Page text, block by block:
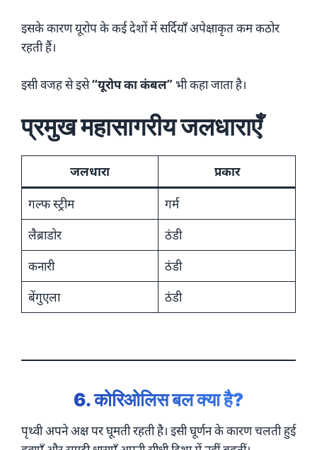
इसके कारण यूरोप के कई देशों में सर्दियाँ अपेक्षाकृत कम कठोर
रहती हैं।
इसी वजह से इसे“यूरोप का कंबल”भी कहा जाता है।
प्रमुख महासागरीय जलधाराएँ
जलधारा
प्रकार
गल्फ स्ट्रीम
गर्म
लैब्राडोर
ठंडी
कनारी
ठंडी
बेंगुएला
ठंडी
6. कोरिओलिस बल क्या है?
पृथ्वी अपने अक्ष पर घूमती रहती है। इसी घूर्णन के कारण चलती हुई